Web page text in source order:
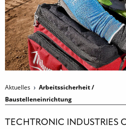
Aktuelles
Arbeitssicherheit /
Baustelleneinrichtung
TECHTRONIC INDUSTRIES